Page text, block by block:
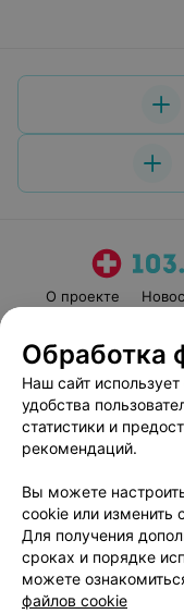
О проекте
Обработка
Наш сайт
удобства
статистики и
рекомендаций.
Вы можете
cookie или изменить
Для получения
сроках и порядке
можете
файлов cookie